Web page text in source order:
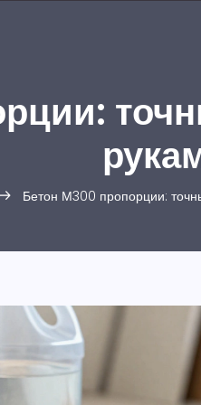
Бетон М300 пропорции: